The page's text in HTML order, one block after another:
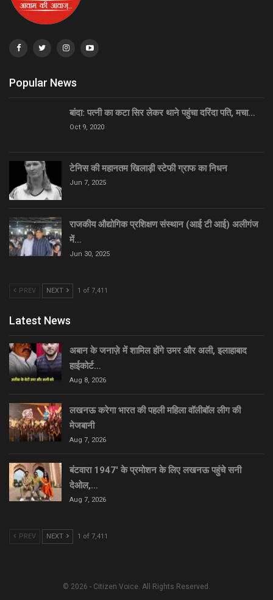
Popular News
बांदा: पत्नी का कटा सिर लेकर थाने पहुंचा दरिंदा पति, मचा…
Oct 9, 2020
टेनिस की महानतम खिलाड़ी स्टेफी ग्राफ का निधन
Jun 7, 2025
राजकीय औद्योगिक प्रशिक्षण संस्थान (आई टी आई) अलीगंज
में…
Jun 30, 2025
PREV NEXT 1 of 7,411
Latest News
अबान के जनाज़े में शामिल होंगे उमर और अली, इलाहाबाद
हाईकोर्ट…
Aug 8, 2026
लखनऊ करेगा भारत की पहली महिला वॉलीबॉल लीग की
मेजबानी
Aug 7, 2026
बंटवारा 1947′ के प्रमोशन के लिए लखनऊ पहुंचे सनी
देओल,…
Aug 7, 2026
PREV NEXT 1 of 7,411
© 2026 - Citizen Voice. All Rights Reserved.